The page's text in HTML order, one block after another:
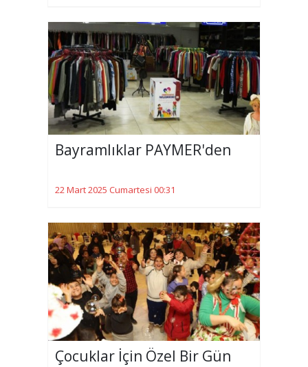
Bayramlıklar PAYMER'den
22 Mart 2025 Cumartesi 00:31
Çocuklar İçin Özel Bir Gün